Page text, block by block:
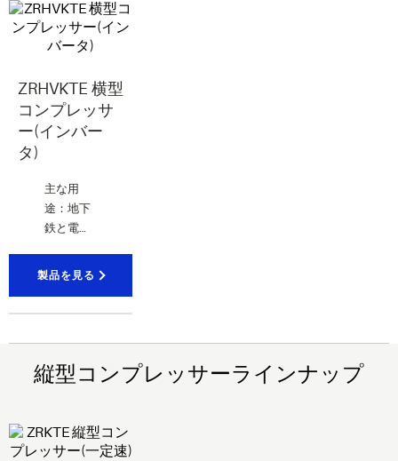
ZRHVKTE 横型
コンプレッサ
ー(インバー
タ)
主な用
途：地下
鉄と電気
製品を見る
縦型コンプレッサーラインナップ